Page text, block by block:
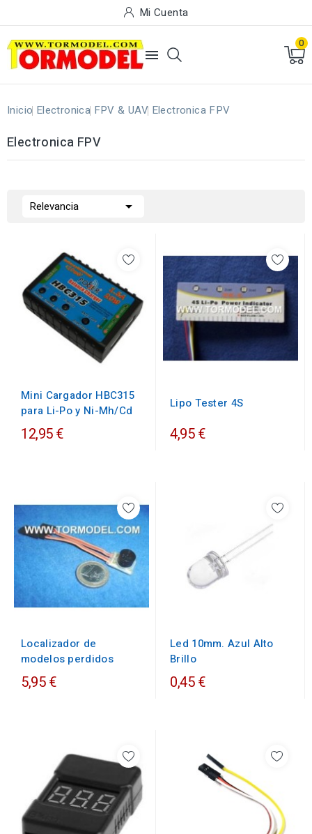
Mi Cuenta

0
Inicio Electronica FPV & UAV Electronica FPV
Electronica FPV
Relevancia 
Mini Cargador HBC315
para Li-Po y Ni-Mh/Cd
12,95 €
Lipo Tester 4S
4,95 €
Localizador de
modelos perdidos
5,95 €
Led 10mm. Azul Alto
Brillo
0,45 €